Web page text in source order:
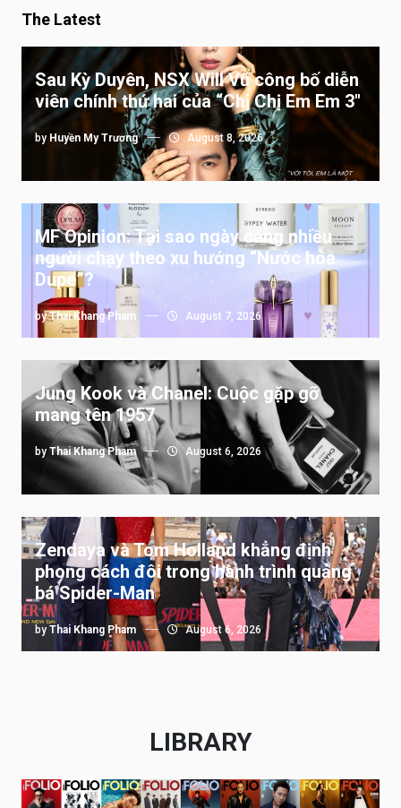
The Latest
Sau Kỳ Duyên, NSX Will Vũ công bố diễn
viên chính thứ hai của “Chị Chị Em Em 3″
by Huyền My Trương August 8, 2026
MF Opinion: Tại sao ngày càng nhiều
người chạy theo xu hướng “Nước hoa
Dupe”?
byThai Khang Pham August 7, 2026
Jung Kook và Chanel: Cuộc gặp gỡ
mang tên 1957
by Thai Khang Pham August 6, 2026
Zendaya và Tom Holland khẳng định
phong cách đôi trong hành trình quảng
bá Spider-Man
by Thai Khang Pham August 6, 2026
LIBRARY